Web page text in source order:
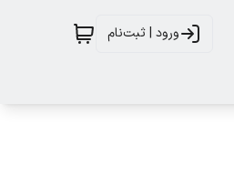
ورود | ثبت‌نام